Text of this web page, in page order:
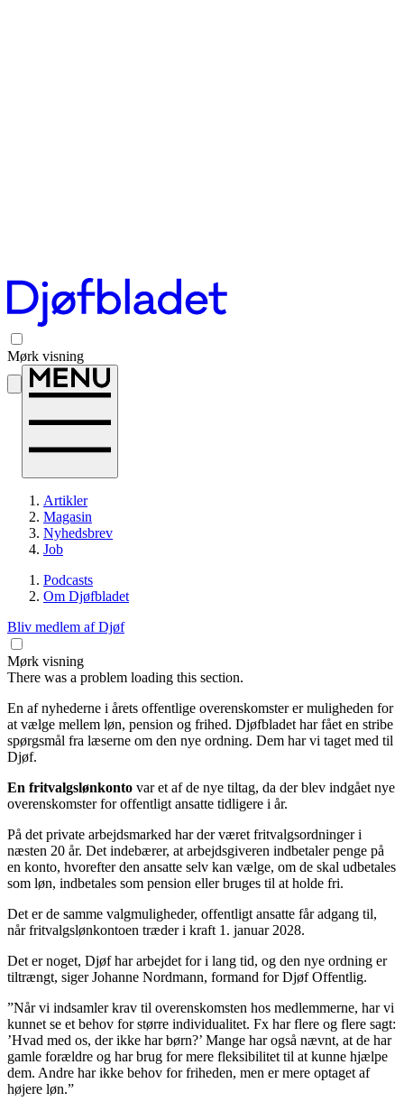
Mørk visning
Artikler
Magasin
Nyhedsbrev
Job
Podcasts
Om Djøfbladet
Bliv medlem af Djøf
Mørk visning
There was a problem loading this section.
En af nyhederne i årets offentlige overenskomster er muligheden for
at vælge mellem løn, pension og frihed. Djøfbladet har fået en stribe
spørgsmål fra læserne om den nye ordning. Dem har vi taget med til
Djøf.
En fritvalgslønkonto var et af de nye tiltag, da der blev indgået nye
overenskomster for offentligt ansatte tidligere i år.
På det private arbejdsmarked har der været fritvalgsordninger i
næsten 20 år. Det indebærer, at arbejdsgiveren indbetaler penge på
en konto, hvorefter den ansatte selv kan vælge, om de skal udbetales
som løn, indbetales som pension eller bruges til at holde fri.
Det er de samme valgmuligheder, offentligt ansatte får adgang til,
når fritvalgslønkontoen træder i kraft 1. januar 2028.
Det er noget, Djøf har arbejdet for i lang tid, og den nye ordning er
tiltrængt, siger Johanne Nordmann, formand for Djøf Offentlig.
”Når vi indsamler krav til overenskomsten hos medlemmerne, har vi
kunnet se et behov for større individualitet. Fx har flere og flere sagt:
’Hvad med os, der ikke har børn?’ Mange har også nævnt, at de har
gamle forældre og har brug for mere fleksibilitet til at kunne hjælpe
dem. Andre har ikke behov for friheden, men er mere optaget af
højere løn.”